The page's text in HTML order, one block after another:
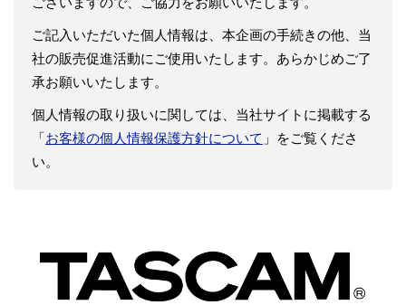
ご記入いただいた個人情報は、本企画の手続きの他、当
社の販売促進活動にご使用いたします。あらかじめご了
承お願いいたします。
個人情報の取り扱いに関しては、当社サイトに掲載する
「お客様の個人情報保護方針について 」をご覧くださ
い。